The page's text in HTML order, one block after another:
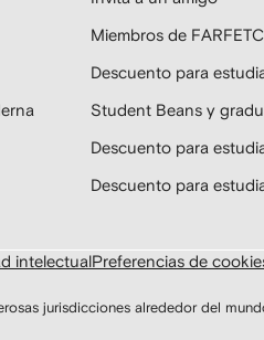
Miembros de
Descuento para
Student Beans y
Descuento para
Descuento para
intelectualPreferencias de
jurisdicciones alrededor del